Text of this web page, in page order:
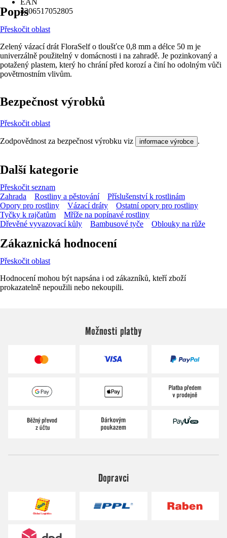
EAN
4306517052805
Popis
Přeskočit oblast
Zelený vázací drát FloraSelf o tloušťce 0,8 mm a délce 50 m je
univerzálně použitelný v domácnosti i na zahradě. Je pozinkovaný a
potažený plastem, který ho chrání před korozí a činí ho odolným vůči
povětrnostním vlivům.
Bezpečnost výrobků
Přeskočit oblast
Zodpovědnost za bezpečnost výrobku viz informace výrobce .
Další kategorie
Přeskočit seznam
Zahrada
Rostliny a pěstování
Příslušenství k rostlinám
Opory pro rostliny
Vázací dráty
Ostatní opory pro rostliny
Tyčky k rajčatům
Mříže na popínavé rostliny
Dřevěné vyvazovací kůly
Bambusové tyče Oblouky na růže
Zákaznická hodnocení
Přeskočit oblast
Hodnocení mohou být napsána i od zákazníků, kteří zboží
prokazatelně nepoužili nebo nekoupili.
Možnosti platby
Dopravci